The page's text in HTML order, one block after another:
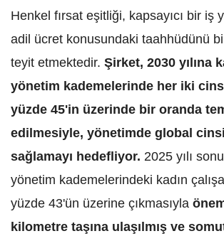
Henkel fırsat eşitliği, kapsayıcı bir iş
adil ücret konusundaki taahhüdünü
teyit etmektedir. Şirket, 2030 yılına
yönetim kademelerinde her iki
yüzde 45'in üzerinde bir oranda
edilmesiyle, yönetimde global
sağlamayı hedefliyor. 2025 yılı
yönetim kademelerindeki kadın
yüzde 43'ün üzerine çıkmasıyla
kilometre taşına ulaşılmış ve